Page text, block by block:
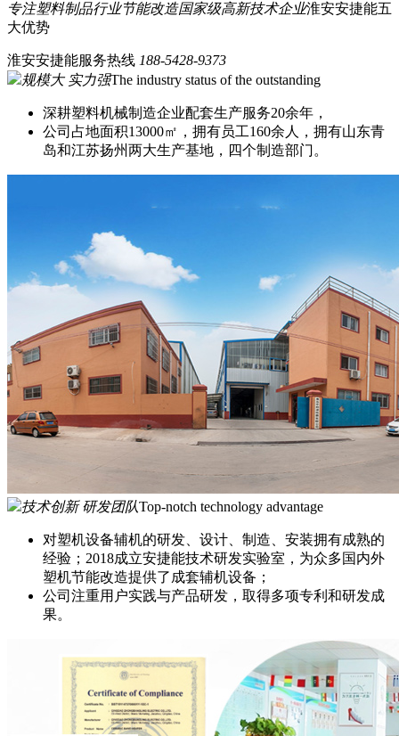
专注塑料制品行业节能改造国家级高新技术企业淮安安捷能五
大优势
淮安安捷能服务热线 188-5428-9373
规模大 实力强The industry status of the outstanding
深耕塑料机械制造企业配套生产服务20余年，
公司占地面积13000㎡，拥有员工160余人，拥有山东青
岛和江苏扬州两大生产基地，四个制造部门。
技术创新 研发团队Top-notch technology advantage
对塑机设备辅机的研发、设计、制造、安装拥有成熟的
经验；2018成立安捷能技术研发实验室，为众多国内外
塑机节能改造提供了成套辅机设备；
公司注重用户实践与产品研发，取得多项专利和研发成
果。